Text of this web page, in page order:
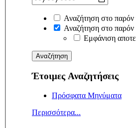
Αναζήτηση στο παρόν
Αναζήτηση στο
Εμφάνιση
Έτοιμες Αναζητήσεις
Πρόσφατα Μηνύματα
Περισσότερα...